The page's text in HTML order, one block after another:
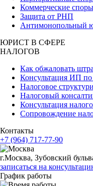
Коммерческие споры
Защита от РНП
Антимонопольный
ЮРИСТ В СФЕРЕ
НАЛОГОВ
Как обжаловать
Консультация ИП
Налоговое
Налоговый
Консультация
Сопровождение
Контакты
+7 (964) 717-77-90
г.Москва, Зубовский
записаться на
График работы